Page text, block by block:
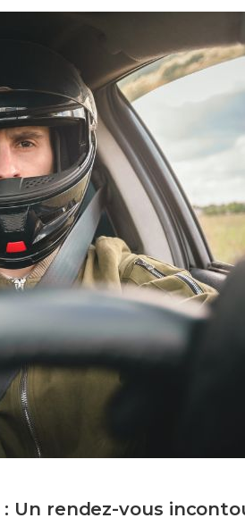
: Un rendez-vous